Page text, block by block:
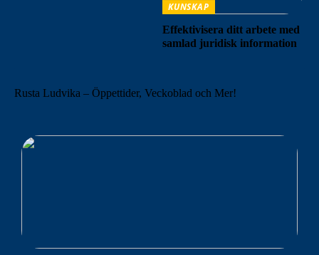
KUNSKAP
Effektivisera ditt arbete med
samlad juridisk information
Rusta Ludvika – Öppettider, Veckoblad och Mer!